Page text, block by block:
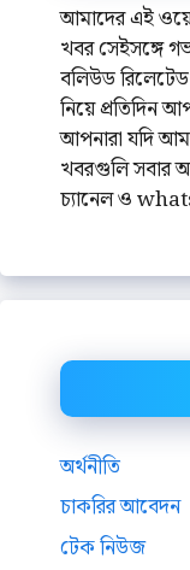
আমাদের এই
খবর সেইসঙ্গে
বলিউড
নিয়ে প্রতিদিন
আপনারা যদি
খবরগুলি সবার
চ্যানেল ও
অর্থনীতি
চাকরির আবেদন
টেক নিউজ